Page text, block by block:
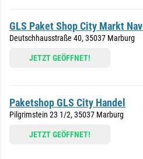
GLS Paket Shop City Markt
Deutschhausstraße 40, 35037 Marburg
JETZT GEÖFFNET!
Paketshop GLS City Handel
Pilgrimstein 23 1/2, 35037 Marburg
JETZT GEÖFFNET!